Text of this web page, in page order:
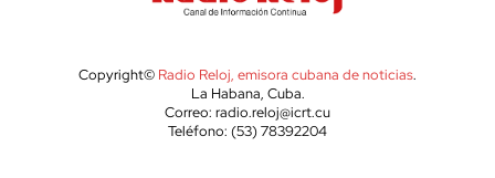
Copyright© Radio Reloj, emisora cubana de noticias.
La Habana, Cuba.
Correo: radio.reloj@icrt.cu
Teléfono: (53) 78392204